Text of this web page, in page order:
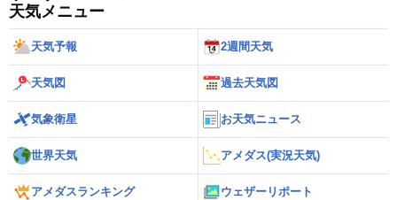
天気メニュー
天気予報 2週間天気
天気図 過去天気図
気象衛星 お天気ニュース
世界天気 アメダス(実況天気)
アメダスランキング ウェザーリポート